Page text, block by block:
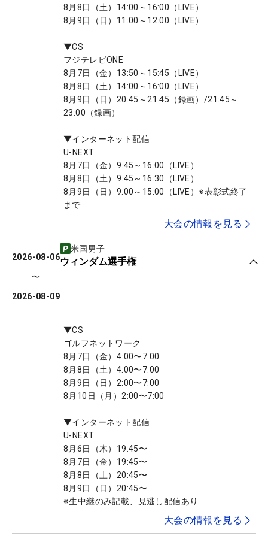
8月8日（土）14:00～16:00（LIVE）
8月9日（日）11:00～12:00（LIVE）
▼CS
フジテレビONE
8月7日（金）13:50～15:45（LIVE）
8月8日（土）14:00～16:00（LIVE）
8月9日（日）20:45～21:45（録画）/21:45～
23:00（録画）
▼インターネット配信
U-NEXT
8月7日（金）9:45～16:00（LIVE）
8月8日（土）9:45～16:30（LIVE）
8月9日（日）9:00～15:00（LIVE）※表彰式終了
まで
大会の情報を見る
2026-08-06
〜
2026-08-09
米国男子
ウィンダム選手権
▼CS
ゴルフネットワーク
8月7日（金）4:00〜7:00
8月8日（土）4:00〜7:00
8月9日（日）2:00〜7:00
8月10日（月）2:00〜7:00
▼インターネット配信
U-NEXT
8月6日（木）19:45〜
8月7日（金）19:45〜
8月8日（土）20:45〜
8月9日（日）20:45〜
※生中継のみ記載、見逃し配信あり
大会の情報を見る